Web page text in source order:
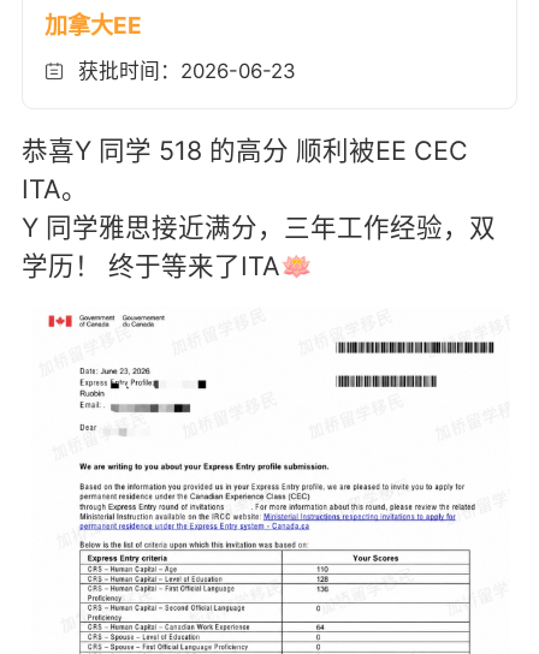
加拿大EE
获批时间：2026-06-23
恭喜Y 同学 518 的高分 顺利被EE CEC
ITA。
Y 同学雅思接近满分，三年工作经验，双
学历！ 终于等来了ITA🪷